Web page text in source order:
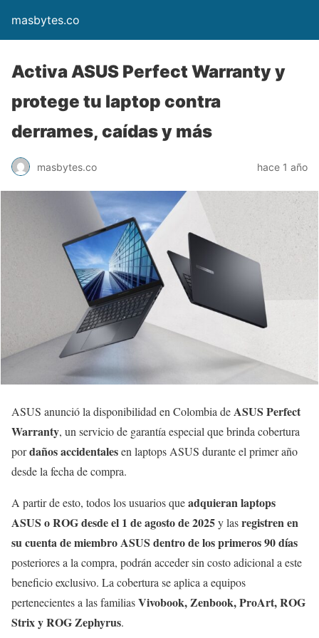
masbytes.co
Activa ASUS Perfect Warranty y
protege tu laptop contra
derrames, caídas y más
masbytes.co hace 1 año
ASUS anunció la disponibilidad en Colombia deASUS Perfect
Warranty, un servicio de garantía especial que brinda cobertura
pordaños accidentalesen laptops ASUS durante el primer año
desde la fecha de compra.
A partir de esto, todos los usuarios queadquieran laptops
ASUS o ROG desde el 1 de agosto de 2025y lasregistren en
su cuenta de miembro ASUS dentro de los primeros 90 días
posteriores a la compra, podrán acceder sin costo adicional a este
beneficio exclusivo. La cobertura se aplica a equipos
pertenecientes a las familiasVivobook, Zenbook, ProArt, ROG
Strix y ROG Zephyrus.